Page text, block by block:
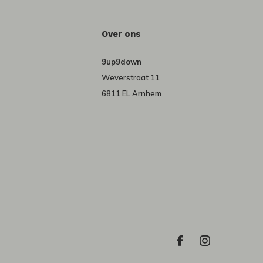
Over ons
9up9down
Weverstraat 11
6811 EL Arnhem